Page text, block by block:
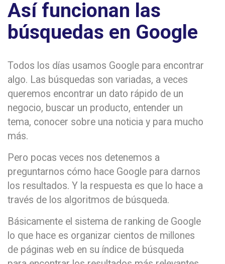
Así funcionan las
búsquedas en Google
Todos los días usamos Google para encontrar
algo. Las búsquedas son variadas, a veces
queremos encontrar un dato rápido de un
negocio, buscar un producto, entender un
tema, conocer sobre una noticia y para mucho
más.
Pero pocas veces nos detenemos a
preguntarnos cómo hace Google para darnos
los resultados. Y la respuesta es que lo hace a
través de los algoritmos de búsqueda.
Básicamente el sistema de ranking de Google
lo que hace es organizar cientos de millones
de páginas web en su índice de búsqueda